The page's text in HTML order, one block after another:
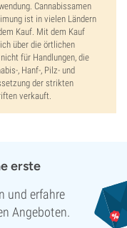
Cannabissamen
ist in vielen Ländern
Kauf. Mit dem Kauf
über die örtlichen
für Handlungen, die
, Hanf-, Pilz- und
der strikten
verkauft.
erste
und erfahre
Angeboten.